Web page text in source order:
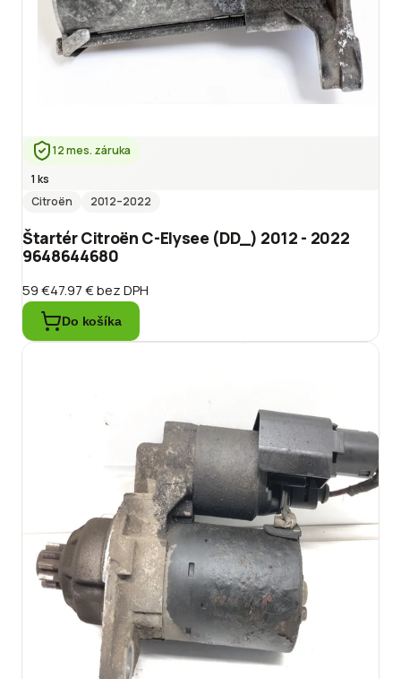
12 mes. záruka
1 ks
Citroën
2012–2022
Štartér Citroën C-Elysee (DD_) 2012 - 2022
9648644680
59 €47.97 €bez DPH
Do košíka